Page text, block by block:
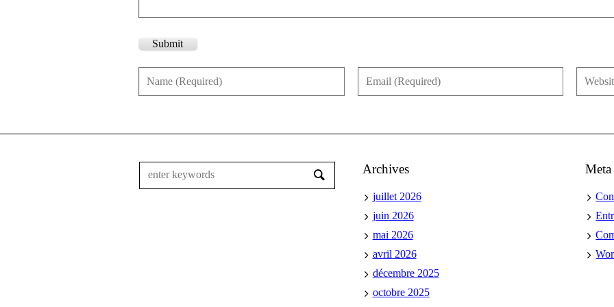
Submit
Archives
juillet 2026
juin 2026
mai 2026
avril 2026
décembre 2025
octobre 2025
Meta